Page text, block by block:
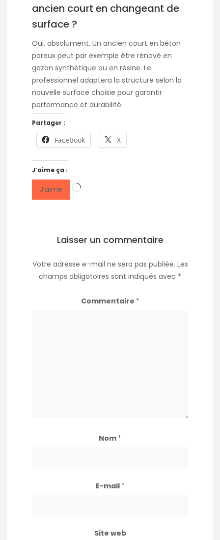
ancien court en changeant de
surface ?
Oui, absolument. Un ancien court en béton
poreux peut par exemple être rénové en
gazon synthétique ou en résine. Le
professionnel adaptera la structure selon la
nouvelle surface choisie pour garantir
performance et durabilité.
Partager :
Facebook X
J’aime ça :
J’aime Chargement…
Laisser un commentaire
Votre adresse e-mail ne sera pas publiée. Les
champs obligatoires sont indiqués avec *
Commentaire *
Nom *
E-mail *
Site web